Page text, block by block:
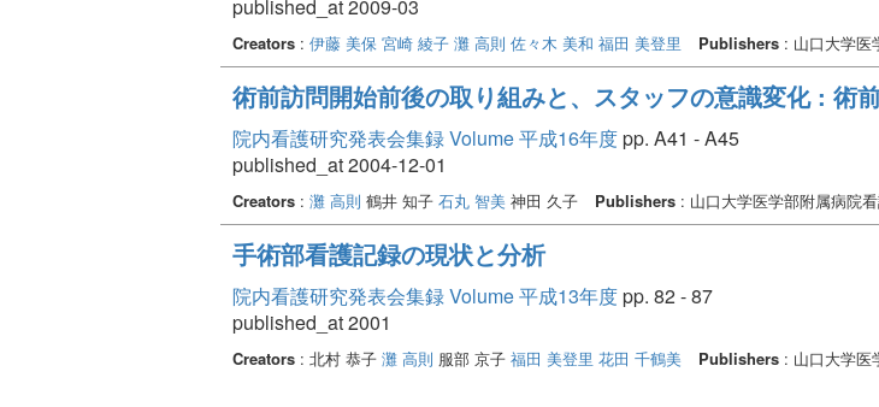
published_at 2009-03
Creators : 伊藤 美保 宮崎 綾子 灘 高則 佐々木 美和 福田 美登里 Publishers : 山口大学医
術前訪問開始前後の取り組みと、スタッフの意識変化 : 術
院内看護研究発表会集録 Volume 平成16年度pp. A41 - A45
published_at 2004-12-01
Creators : 灘 高則 鶴井 知子 石丸 智美 神田 久子 Publishers : 山口大学医学部附属病院
手術部看護記録の現状と分析
院内看護研究発表会集録 Volume 平成13年度pp. 82 - 87
published_at 2001
Creators : 北村 恭子 灘 高則 服部 京子 福田 美登里 花田 千鶴美 Publishers : 山口大学医